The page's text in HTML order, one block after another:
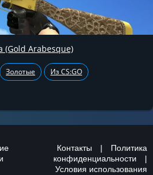
(Gold Arabesque)
Золотые Из CS:GO
Контакты |
Политика
конфиденциальности
|
Условия использования